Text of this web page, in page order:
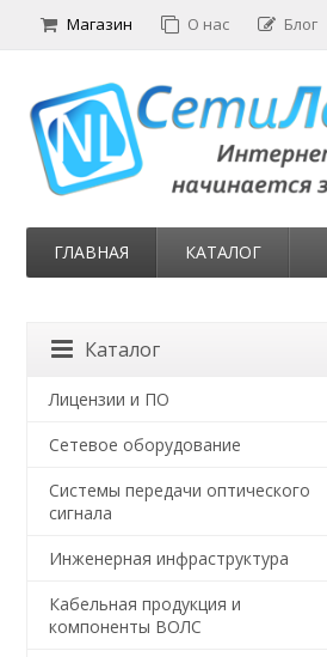
Магазин О нас Блог
ГЛАВНАЯ КАТАЛОГ
Каталог
Лицензии и ПО
Сетевое оборудование
Системы передачи оптического
сигнала
Инженерная инфраструктура
Кабельная продукция и
компоненты ВОЛС